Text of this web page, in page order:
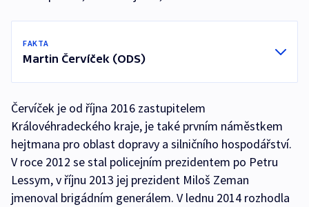
FAKTA
Martin Červíček (ODS)
Červíček je od října 2016 zastupitelem
Královéhradeckého kraje, je také prvním náměstkem
hejtmana pro oblast dopravy a silničního hospodářství.
V roce 2012 se stal policejním prezidentem po Petru
Lessym, v říjnu 2013 jej prezident Miloš Zeman
jmenoval brigádním generálem. V lednu 2014 rozhodla